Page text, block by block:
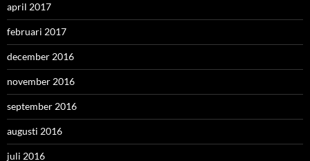
april 2017
februari 2017
december 2016
november 2016
september 2016
augusti 2016
juli 2016